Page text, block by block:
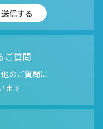
信する
ご質問
のご質問に
ます